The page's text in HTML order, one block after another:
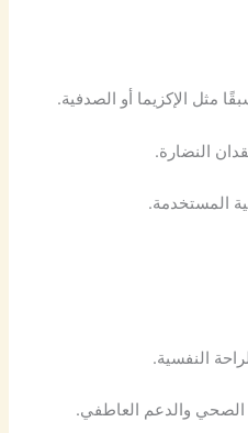
مثل الإكزيما أو الصدفية.
النضارة.
المستخدمة.
النفسية.
والدعم العاطفي.